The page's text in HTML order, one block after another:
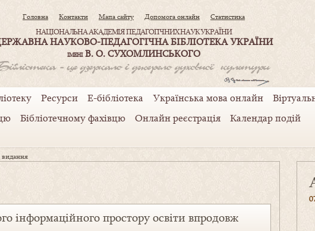
Головна Контакти Мапа сайту Допомога онлайн Статистика
НАЦІОНАЛЬНА АКАДЕМІЯ ПЕДАГОГІЧНИХ НАУК УКРАЇНИ
НАУКОВО-ПЕДАГОГІЧНА БІБЛІОТЕКА УКРАЇНИ
ІМЕНІВ. О. СУХОМЛИНСЬКОГО
Ресурси Е-бібліотека Українська мова онлайн
Бібліотечному фахівцю Онлайн реєстрація Календар подій
інформаційного простору освіти впродовж